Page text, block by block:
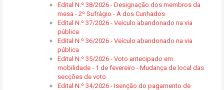
Edital N.º 38/2026 - Designação dos membros da
mesa - 2º Sufrágio - A dos Cunhados
Edital N.º 37/2026 - Veículo abandonado na via
pública
Edital N.º 36/2026 - Veículo abandonado na via
pública
Edital N.º 35/2026 - Voto antecipado em
mobilidade - 1 de fevereiro - Mudança de local das
secções de voto
Edital N.º 34/2026 - Isenção do pagamento de